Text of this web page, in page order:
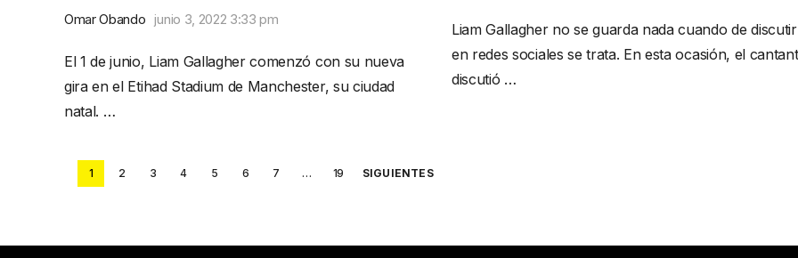
Omar Obando junio 3, 2022 3:33 pm
El 1 de junio, Liam Gallagher comenzó con su nueva
gira en el Etihad Stadium de Manchester, su ciudad
natal. …
Liam Gallagher no se guarda nada cuando de discutir
en redes sociales se trata. En esta ocasión, el
discutió …
Posts
1 2 3 4 5 6 7 … 19 SIGUIENTES